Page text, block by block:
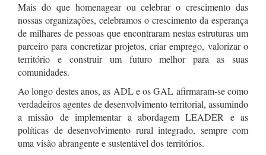
Mais do que homenagear ou celebrar o crescimento das
nossas organizações, celebramos o crescimento da esperança
de milhares de pessoas que encontraram nestas estruturas um
parceiro para concretizar projetos, criar emprego, valorizar o
território e construir um futuro melhor para as suas
comunidades.
Ao longo destes anos, as ADL e os GAL afirmaram-se como
verdadeiros agentes de desenvolvimento territorial, assumindo
a missão de implementar a abordagem LEADER e as
políticas de desenvolvimento rural integrado, sempre com
uma visão abrangente e sustentável dos territórios.